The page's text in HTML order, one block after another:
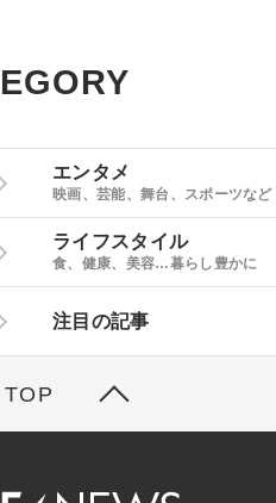
エンタメ
映画、芸能、舞台、スポーツなど
ライフスタイル
食、健康、美容…暮らし豊かに
注目の記事